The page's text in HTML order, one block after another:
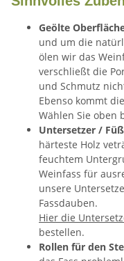
Geölte
und um die
ölen wir das
verschließt die
und Schmutz
Ebenso kommt
Wählen Sie oben
Untersetzer /
härteste Holz
feuchtem
Weinfass für
unsere
Fassdauben.
Hier die
bestellen.
Rollen für den